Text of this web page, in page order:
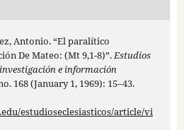
Antonio. “El paralítico
De Mateo: (Mt 9,1-8)”.Estudios
e información
168 (January 1, 1969): 15–43.
estudioseclesiasticos/article/vi